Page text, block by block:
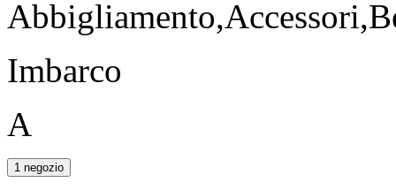
Imbarco
A
1 negozio